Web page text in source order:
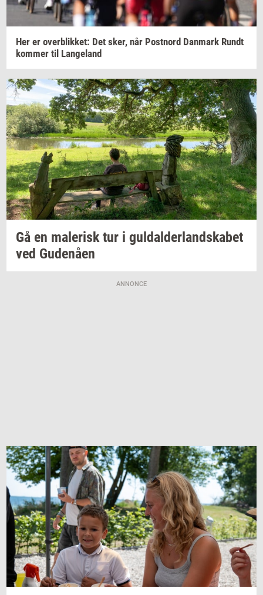
Her er over­blik­ket: Det sker, når Po­st­n­ord Dan­mark Rundt
kom­mer til Lan­geland
Gå en ma­le­risktur i gul­dal­der­land­ska­bet
ved Gu­denå­en
ANNONCE